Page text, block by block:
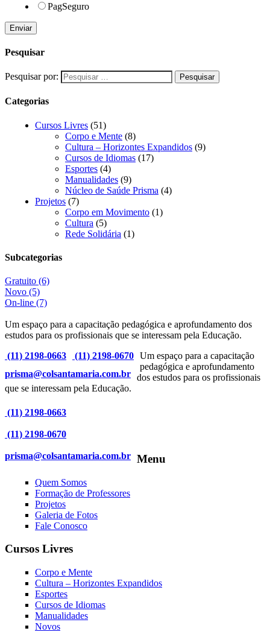
PagSeguro
Enviar
Pesquisar
Pesquisar por:
Categorias
Cursos Livres (51)
Corpo e Mente (8)
Cultura – Horizontes Expandidos (9)
Cursos de Idiomas (17)
Esportes (4)
Manualidades (9)
Núcleo de Saúde Prisma (4)
Projetos (7)
Corpo em Movimento (1)
Cultura (5)
Rede Solidária (1)
Subcategorias
Gratuito (6)
Novo (5)
On-line (7)
Um espaço para a capacitação pedagógica e aprofundamento dos
estudos para os profissionais que se interessam pela Educação.
(11) 2198-0663
(11) 2198-0670
prisma@colsantamaria.com.br
Um espaço para a capacitação
pedagógica e aprofundamento
dos estudos para os profissionais
que se interessam pela Educação.
(11) 2198-0663
(11) 2198-0670
prisma@colsantamaria.com.br Menu
Quem Somos
Formação de Professores
Projetos
Galeria de Fotos
Fale Conosco
Cursos Livres
Corpo e Mente
Cultura – Horizontes Expandidos
Esportes
Cursos de Idiomas
Manualidades
Novos